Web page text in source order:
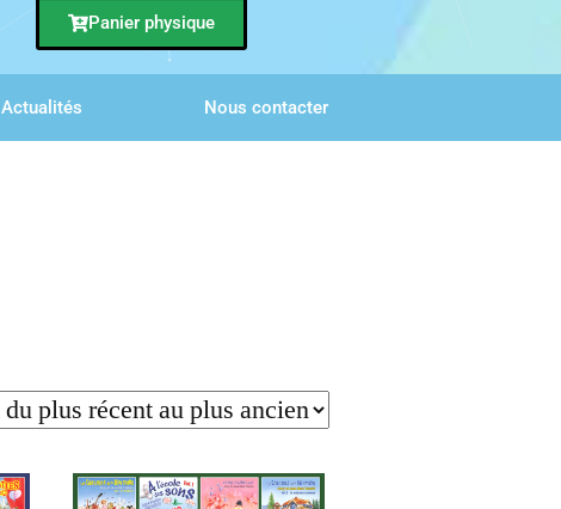
Panier physique
Actualités Nous contacter